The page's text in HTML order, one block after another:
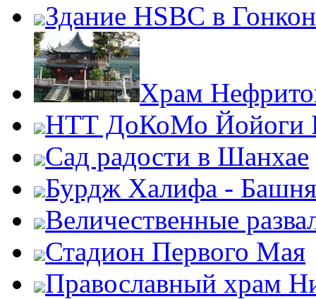
Здание HSBC в
Храм
НТТ ДоКоМо Йойоги
Сад радости в Шанхае
Бурдж Халифа -
Величественные
Стадион Первого Мая
Православный храм